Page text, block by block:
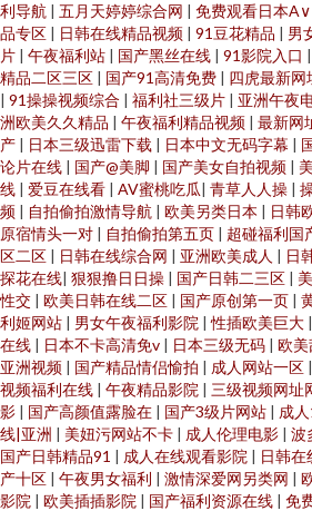
利导航 | 五月天婷婷综合网 | 免费观看日本A∨
品专区 | 日韩在线精品视频 | 91豆花精品 | 男
片 | 午夜福利站 | 国产黑丝在线 | 91影院入口 |
精品二区三区 | 国产91高清免费 | 四虎最新网
| 91操操视频综合 | 福利社三级片 | 亚洲午夜
洲欧美久久精品 | 午夜福利精品视频 | 最新网
产 | 日本三级迅雷下载 | 日本中文无码字幕 |
论片在线 | 国产@美脚 | 国产美女自拍视频 |
线 | 爱豆在线看 | AV蜜桃吃瓜| 青草人人操 |
频 | 自拍偷拍激情导航 | 欧美另类日本 | 日韩
原宿情头一对 | 自拍偷拍第五页 | 超碰福利国
区二区 | 日韩在线综合网 | 亚洲欧美成人 | 日
探花在线| 狠狠撸日日操 | 国产日韩二三区 |
性交 | 欧美日韩在线二区 | 国产原创第一页 |
利姬网站 | 男女午夜福利影院 |性插欧美巨大 |
在线 | 日本不卡高清免v | 日本三级无码 | 欧美
亚洲视频 | 国产精品情侣愉拍 | 成人网站一区 |
视频福利在线 | 午夜精品影院 | 三级视频网址
影 | 国产高颜值露脸在 | 国产3级片网站 | 成
线|亚洲 | 美妞污网站不卡 | 成人伦理电影 | 波
国产日韩精品91 | 成人在线观看影院 | 日韩在
产十区 | 午夜男女福利 | 激情深爱网另类网 |
影院 | 欧美插插影院 | 国产福利资源在线 | 免